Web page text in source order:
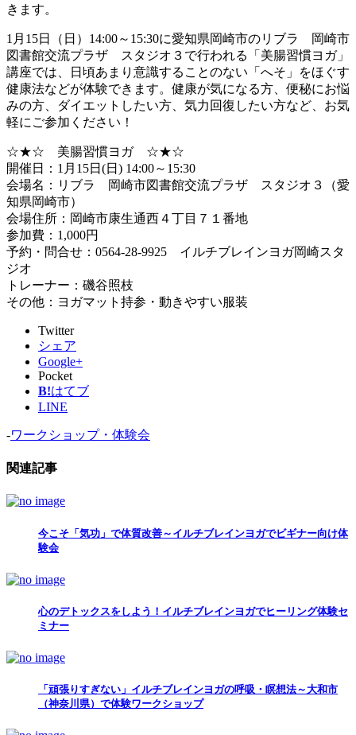
きます。
1月15日（日）14:00～15:30に愛知県岡崎市のリブラ 岡崎市
図書館交流プラザ スタジオ３で行われる「美腸習慣ヨガ」
講座では、日頃あまり意識することのない「へそ」をほぐす
健康法などが体験できます。健康が気になる方、便秘にお悩
みの方、ダイエットしたい方、気力回復したい方など、お気
軽にご参加ください！
☆★☆ 美腸習慣ヨガ ☆★☆
開催日：1月15日(日) 14:00～15:30
会場名：リブラ 岡崎市図書館交流プラザ スタジオ３（愛
知県岡崎市）
会場住所：岡崎市康生通西４丁目７１番地
参加費：1,000円
予約・問合せ：0564-28-9925 イルチブレインヨガ岡崎スタ
ジオ
トレーナー：磯谷照枝
その他：ヨガマット持参・動きやすい服装
Twitter
シェア
Google+
Pocket
B!はてブ
LINE
-ワークショップ・体験会
関連記事
今こそ「気功」で体質改善～イルチブレインヨガでビギナー向け体
験会
心のデトックスをしよう！イルチブレインヨガでヒーリング体験セ
ミナー
「頑張りすぎない」イルチブレインヨガの呼吸・瞑想法～大和市
（神奈川県）で体験ワークショップ